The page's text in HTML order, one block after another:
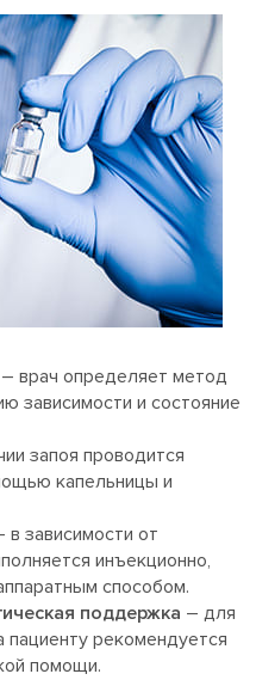
– врач определяет метод
зависимости и состояние
запоя проводится
капельницы и
в зависимости от
инъекционно,
способом.
поддержка – для
рекомендуется
помощи.